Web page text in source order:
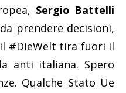
Sergio Battelli
prendere decisioni,
#DieWelt tira fuori il
anti italiana. Spero
Qualche Stato Ue